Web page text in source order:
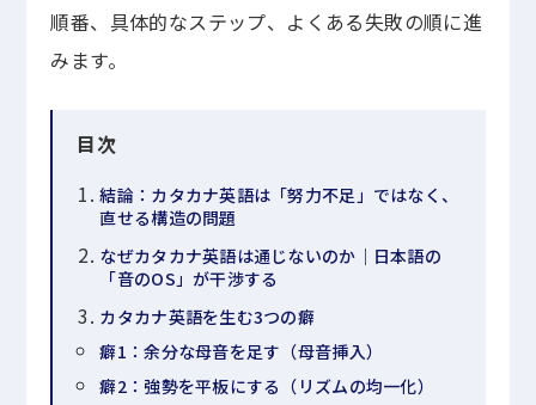
順番、具体的なステップ、よくある失敗の順に進
みます。
目次
結論：カタカナ英語は「努力不足」ではなく、
直せる構造の問題
なぜカタカナ英語は通じないのか｜日本語の
「音のOS」が干渉する
カタカナ英語を生む3つの癖
癖1：余分な母音を足す（母音挿入）
癖2：強勢を平板にする（リズムの均一化）